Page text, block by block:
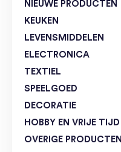
NIEUWE PRODUCTEN
KEUKEN
LEVENSMIDDELEN
ELECTRONICA
TEXTIEL
SPEELGOED
DECORATIE
HOBBY EN VRIJE TIJD
OVERIGE PRODUCTEN